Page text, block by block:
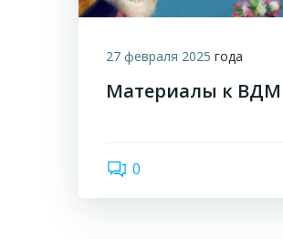
27 февраля 2025 года
Материалы к ВДМ
0